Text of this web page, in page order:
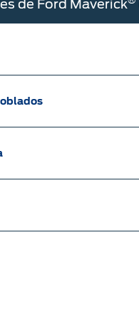
de Ford Maverick